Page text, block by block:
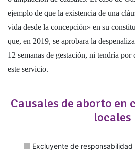
ejemplo de que la existencia de una
vida desde la concepción» en su
que, en 2019, se aprobara la
12 semanas de gestación, ni tendría por
este servicio.
Causales de aborto en
locales
Excluyente de responsabilidad